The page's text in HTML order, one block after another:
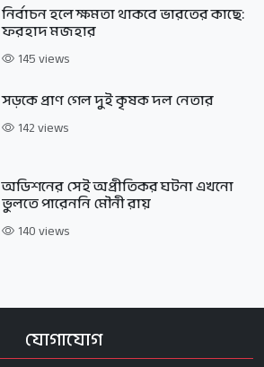
নির্বাচন হলে ক্ষমতা থাকবে ভারতের কাছে:
ফরহাদ মজহার
145 views
সড়কে প্রাণ গেল দুই কৃষক দল নেতার
142 views
অডিশনের সেই অপ্রীতিকর ঘটনা এখনো
ভুলতে পারেননি মৌনী রায়
140 views
যোগাযোগ